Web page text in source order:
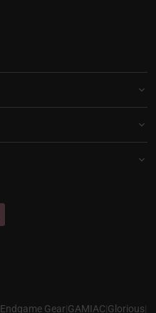
Endgame Gear|GAMIAC|Glorious|